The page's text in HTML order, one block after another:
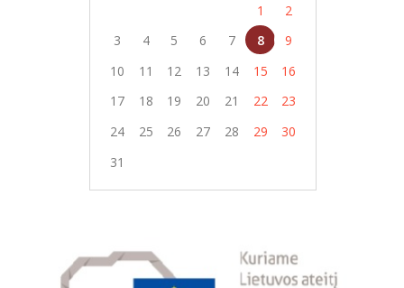
1
2
3
4 5 6 7 8
9
10
11 12 13 14 15
16
17
18 19 20 21 22
23
24
25 26 27 28 29
30
31